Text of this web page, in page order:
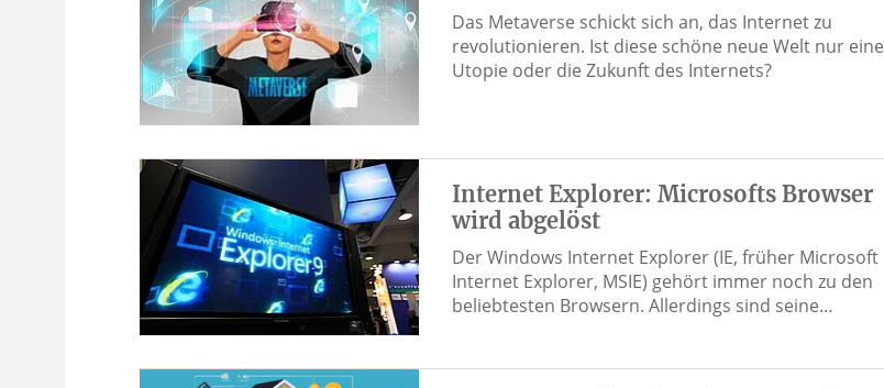
Das Metaverse schickt sich an, das Internet zu
revolutionieren. Ist diese schöne neue Welt nur eine
Utopie oder die Zukunft des Internets?
Internet Explorer: Microsofts Browser
wird abgelöst
Der Windows Internet Explorer (IE, früher Microsoft
Internet Explorer, MSIE) gehört immer noch zu den
beliebtesten Browsern. Allerdings sind seine…